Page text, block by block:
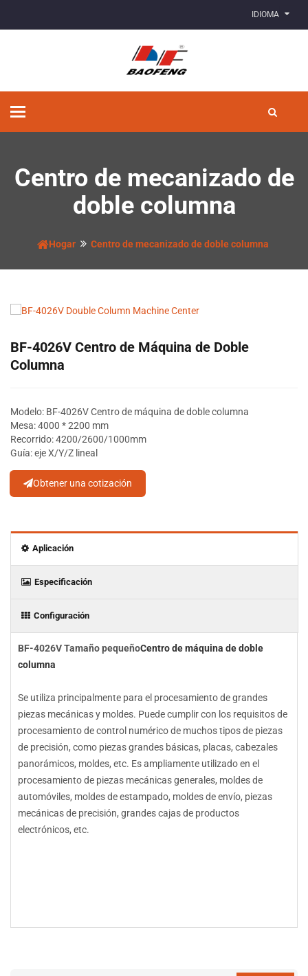
IDIOMA
Alternar
Centro de mecanizado de
doble columna
Hogar Centro de mecanizado de doble columna
BF-4026V Centro de Máquina de Doble
Columna
Modelo: BF-4026V Centro de máquina de doble columna
Mesa: 4000 * 2200 mm
Recorrido: 4200/2600/1000mm
Guía: eje X/Y/Z lineal
Obtener una cotización
Aplicación
Especificación
Configuración
BF-4026V Tamaño pequeñoCentro de máquina de doble
columna
Se utiliza principalmente para el procesamiento de grandes
piezas mecánicas y moldes. Puede cumplir con los requisitos de
procesamiento de control numérico de muchos tipos de piezas
de precisión, como piezas grandes básicas, placas, cabezales
panorámicos, moldes, etc. Es ampliamente utilizado en el
procesamiento de piezas mecánicas generales, moldes de
automóviles, moldes de estampado, moldes de envío, piezas
mecánicas de precisión, grandes cajas de productos
electrónicos, etc.